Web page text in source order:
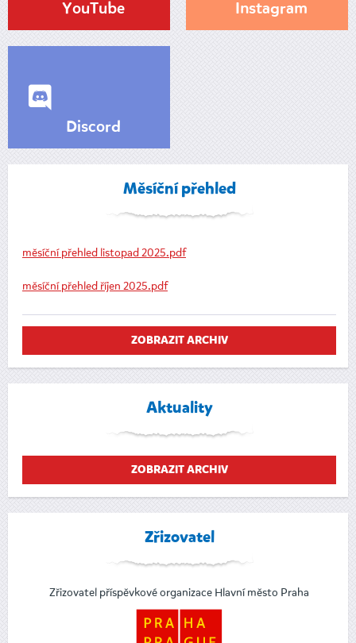
YouTube Instagram
Discord
Měsíční přehled
měsíční přehled listopad 2025.pdf
měsíční přehled říjen 2025.pdf
ZOBRAZIT ARCHIV
Aktuality
ZOBRAZIT ARCHIV
Zřizovatel
Zřizovatel příspěvkové organizace Hlavní město Praha